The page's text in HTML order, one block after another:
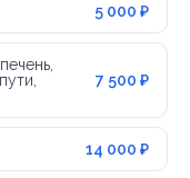
5 000 ₽
7 500 ₽
14 000 ₽